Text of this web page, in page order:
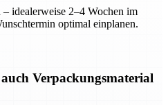
idealerweise 2–4 Wochen im
optimal einplanen.
Verpackungsmaterial